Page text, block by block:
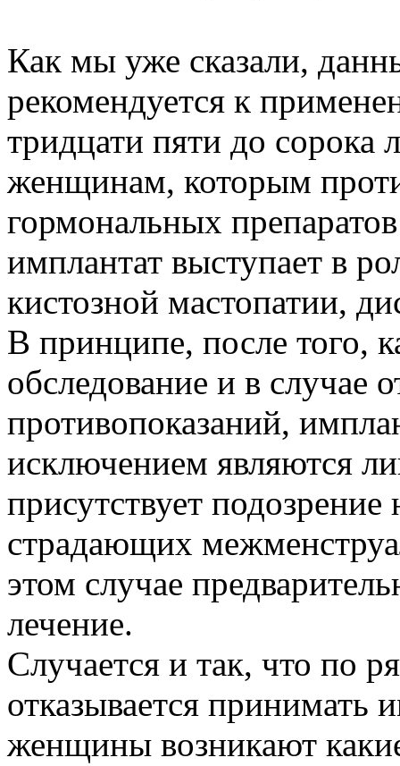
Как мы уже сказали,
рекомендуется к
тридцати пяти до сорока
женщинам, которым
гормональных
имплантат выступает в
кистозной мастопатии,
В принципе, после того,
обследование и в случае
противопоказаний,
исключением являются
присутствует
страдающих
этом случае
лечение.
Случается и так, что по
отказывается принимать
женщины возникают